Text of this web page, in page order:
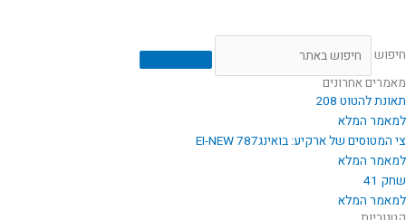
חיפוש
מאמרים אחרונים
תאונת להטוט 208
למאמר המלא
צי המטוסים של ארקיע: בואינג787 EI-NEW
למאמר המלא
שחק 41
למאמר המלא